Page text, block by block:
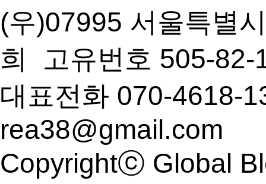
(우)07995 서울특별
희 고유번호 505-82-
대표전화 070-4618-
rea38@gmail.com
Copyrightⓒ Global